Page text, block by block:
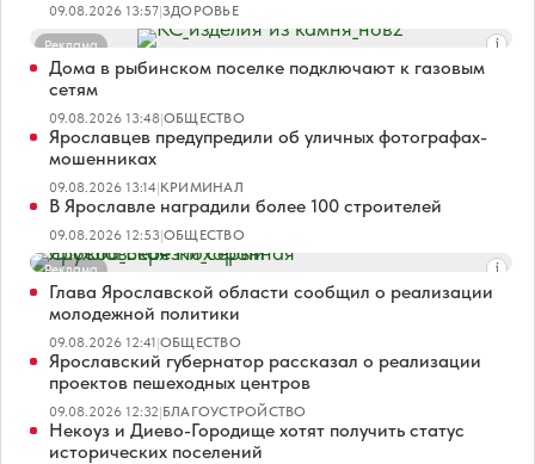
09.08.2026 13:57|ЗДОРОВЬЕ
Реклама
Дома в рыбинском поселке подключают к газовым
сетям
09.08.2026 13:48|ОБЩЕСТВО
Ярославцев предупредили об уличных фотографах-
мошенниках
09.08.2026 13:14|КРИМИНАЛ
В Ярославле наградили более 100 строителей
09.08.2026 12:53|ОБЩЕСТВО
Реклама
Глава Ярославской области сообщил о реализации
молодежной политики
09.08.2026 12:41|ОБЩЕСТВО
Ярославский губернатор рассказал о реализации
проектов пешеходных центров
09.08.2026 12:32|БЛАГОУСТРОЙСТВО
Некоуз и Диево-Городище хотят получить статус
исторических поселений